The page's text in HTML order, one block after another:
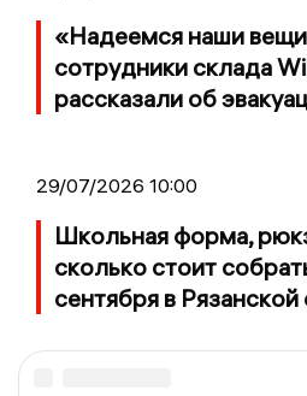
«Надеемся наши
сотрудники склада
рассказали об
29/07/2026 10:00
Школьная форма,
сколько стоит
сентября в